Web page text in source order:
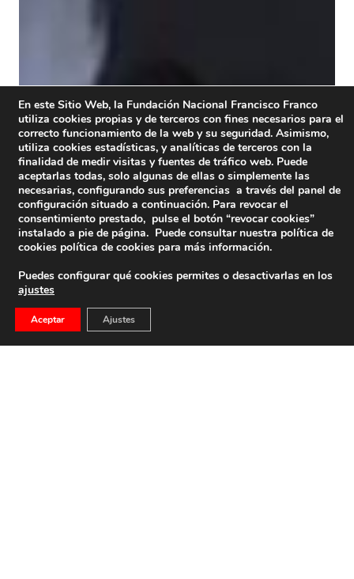
Entrevista A Luis Felipe Utrera-Molina
En este Sitio Web, la Fundación Nacional Francisco Franco
utiliza cookies propias y de terceros con fines necesarios para el
correcto funcionamiento de la web y su seguridad. Asimismo,
utiliza cookies estadísticas, y analíticas de terceros con la
finalidad de medir visitas y fuentes de tráfico web. Puede
aceptarlas todas, solo algunas de ellas o simplemente las
necesarias, configurando sus preferencias a través del panel de
configuración situado a continuación. Para revocar el
consentimiento prestado, pulse el botón “revocar cookies”
instalado a pie de página. Puede consultar nuestra política de
cookies política de cookies para más información.
Puedes configurar qué cookies permites o desactivarlas en los
ajustes
Aceptar Ajustes